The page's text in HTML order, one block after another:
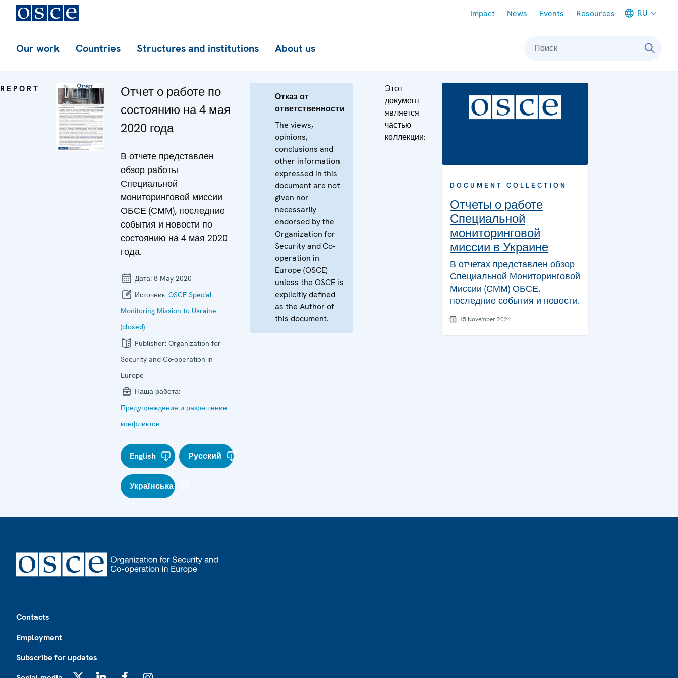
Impact News Events Resources RU
Our work Countries Structures and institutions About us Поиск
REPORT
Отчет о работе по
состоянию на 4 мая
2020 года
В отчете представлен
обзор работы
Специальной
мониторинговой миссии
ОБСЕ (СММ), последние
события и новости по
состоянию на 4 мая 2020
года.
Дата: 8 May 2020
Источник: OSCE Special
Monitoring Mission to Ukraine
(closed)
Publisher: Organization for
Security and Co-operation in
Europe
Наша работа:
Предупреждение и разрешение
конфликтов
English Русский
Українська
Отказ от
ответственности
The views,
opinions,
conclusions and
other information
expressed in this
document are not
given nor
necessarily
endorsed by the
Organization for
Security and Co-
operation in
Europe (OSCE)
unless the OSCE is
explicitly defined
as the Author of
this document.
Этот
документ
является
частью
коллекции:
DOCUMENT COLLECTION
Отчеты о работе
Специальной
мониторинговой
миссии в Украине
В отчетах представлен обзор
Специальной Мониторинговой
Миссии (СММ) ОБСЕ,
последние события и новости.
15 November 2024
Contacts
Employment
Subscribe for updates